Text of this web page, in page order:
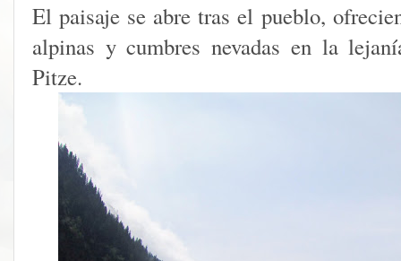
El paisaje se abre tras el pueblo,
alpinas y cumbres nevadas en la
Pitze.